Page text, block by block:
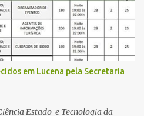
Inep prevê a gratuidade na
casos: · matriculados no 3º
pública, em 2026; LEIA MAIS
com literatura, música e evento
1000 novos professores e
Volta às aulas 2026.1 da
do semestre e matrículas
· es...
em Lucena pela Secretaria
Estado e Tecnologia da